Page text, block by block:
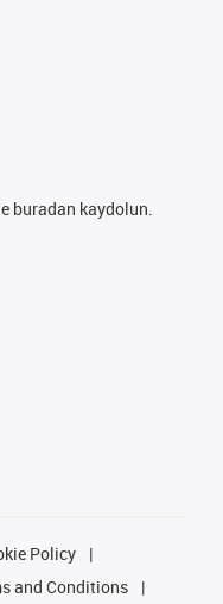
buradan kaydolun.
Policy
and Conditions